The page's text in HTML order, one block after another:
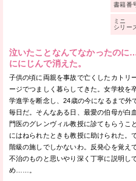
泣いたことなんてなかったの
ににじんで消えた。
子供の頃に両親を事故で亡くしたカトリ
ージでつましく暮らしてきた。女学校を
学進学を断念し、24歳の今になるまで外
毎日だ。そんなある日、最愛の伯母が白
門医のグレンヴィル教授に診てもらうこ
にはねられたときも教授に助けられた。
階級の施しでしかないわ。反発心を覚え
不治のものと思いやり深く丁寧に説明し
め……。
書籍番
ミニ
シリー